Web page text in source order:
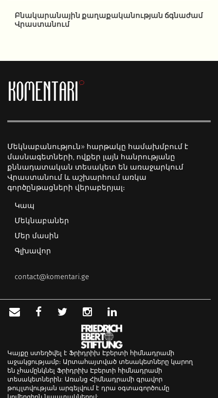
Բնակարանային քաղաքականության ճգնաժամ
Վրաստանում
Մեկնաբանություն» հարթակը համախմբում է
մասնագետների, ովքեր լայն հանրությանը
քննադատական տեսակետ են առաջարկում
Վրաստանում և աշխարհում առկա
գործընթացների վերաբերյալ։
Կապ
Մեկնաբաներ
Մեր մասին
Գլխավոր
contact@komentari.ge
Կայքը ստեղծվել է Ֆրիդրիխ Էբերտի հիմնադրամի
աջակցությամբ։ Արտահայտված տեսակետները կարող
են չհամընկնել Ֆրիդրիխ Էբերտի հիմնադրամի
տեսակետներին: Առանց Հիմնադրամի գրավոր
թույլտվության արգելվում է դրա օգտագործումը